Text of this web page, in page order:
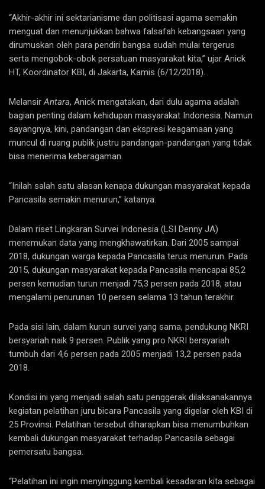
“Akhir-akhir ini sektarianisme dan politisasi agama semakin
menguat dan menunjukkan bahwa falsafah kebangsaan yang
dirumuskan oleh para pendiri bangsa sudah mulai tergerus
serta mengobok-obok persatuan masyarakat kita,” ujar Anick
HT, Koordinator KBI, di Jakarta, Kamis (6/12/2018).
MelansirAntara, Anick mengatakan, dari dulu agama adalah
bagian penting dalam kehidupan masyarakat Indonesia. Namun
sayangnya, kini, pandangan dan ekspresi keagamaan yang
muncul di ruang publik justru pandangan-pandangan yang tidak
bisa menerima keberagaman.
“Inilah salah satu alasan kenapa dukungan masyarakat kepada
Pancasila semakin menurun,” katanya.
Dalam riset Lingkaran Survei Indonesia (LSI Denny JA)
menemukan data yang mengkhawatirkan. Dari 2005 sampai
2018, dukungan warga kepada Pancasila terus menurun. Pada
2015, dukungan masyarakat kepada Pancasila mencapai 85,2
persen kemudian turun menjadi 75,3 persen pada 2018, atau
mengalami penurunan 10 persen selama 13 tahun terakhir.
Pada sisi lain, dalam kurun survei yang sama, pendukung NKRI
bersyariah naik 9 persen. Publik yang pro NKRI bersyariah
tumbuh dari 4,6 persen pada 2005 menjadi 13,2 persen pada
2018.
Kondisi ini yang menjadi salah satu penggerak dilaksanakannya
kegiatan pelatihan juru bicara Pancasila yang digelar oleh KBI di
25 Provinsi. Pelatihan tersebut diharapkan bisa menumbuhkan
kembali dukungan masyarakat terhadap Pancasila sebagai
pemersatu bangsa.
“Pelatihan ini ingin menyinggung kembali kesadaran kita sebagai